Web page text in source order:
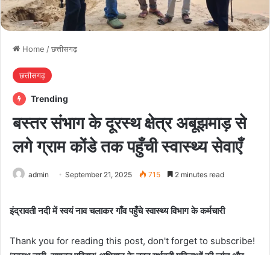
Home /छत्तीसगढ़
छत्तीसगढ़
Trending
बस्तर संभाग के दूरस्थ क्षेत्र अबूझमाड़ से
लगे ग्राम कोंडे तक पहुँची स्वास्थ्य सेवाएँ
admin September 21, 2025 715 2 minutes read
इंद्रावती नदी में स्वयं नाव चलाकर गाँव पहुँचे स्वास्थ्य विभाग के कर्मचारी
Thank you for reading this post, don't forget to subscribe!